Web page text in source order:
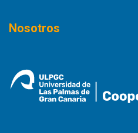
Nosotros